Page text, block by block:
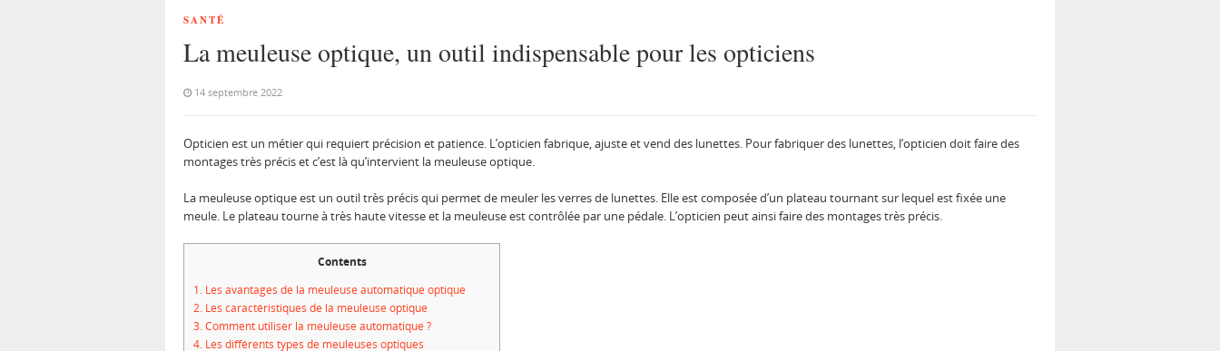
SANTÉ
La meuleuse optique, un outil indispensable pour les opticiens
14 septembre 2022
Opticien est un métier qui requiert précision et patience. L’opticien fabrique, ajuste et vend des lunettes. Pour fabriquer des lunettes, l’opticien doit faire des
montages très précis et c’est là qu’intervient la meuleuse optique.
La meuleuse optique est un outil très précis qui permet de meuler les verres de lunettes. Elle est composée d’un plateau tournant sur lequel est fixée une
meule. Le plateau tourne à très haute vitesse et la meuleuse est contrôlée par une pédale. L’opticien peut ainsi faire des montages très précis.
Contents
1. Les avantages de la meuleuse automatique optique
2. Les caractéristiques de la meuleuse optique
3.Comment utiliser la meuleuse automatique ?
4. Les différents types de meuleuses optiques